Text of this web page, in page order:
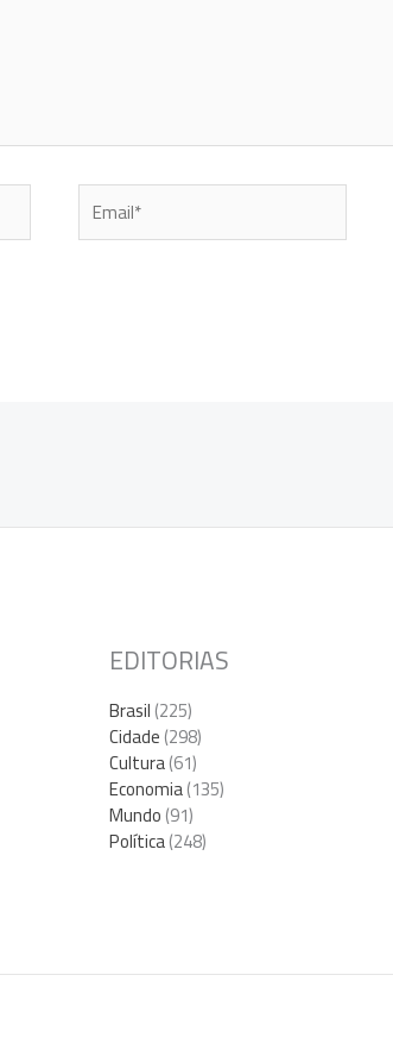
Email*
EDITORIAS
Brasil(225)
Cidade(298)
Cultura(61)
Economia(135)
Mundo(91)
Política(248)